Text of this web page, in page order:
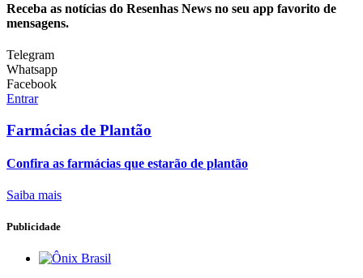
Receba as notícias do Resenhas News no seu app favorito de
mensagens.
Telegram
Whatsapp
Facebook
Entrar
Farmácias de Plantão
Confira as farmácias que estarão de plantão
Saiba mais
Publicidade